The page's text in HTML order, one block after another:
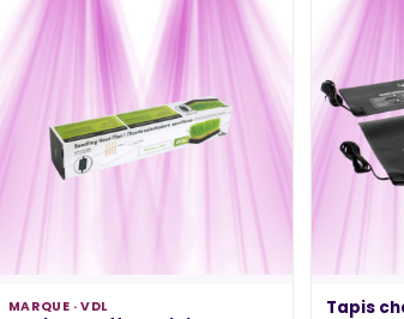
MARQUE ·VDL
Tapis
réels, W/m², PPFD, surface
60x60 : le guide GrowLED pour...
Lire la suite
Publié
Marre